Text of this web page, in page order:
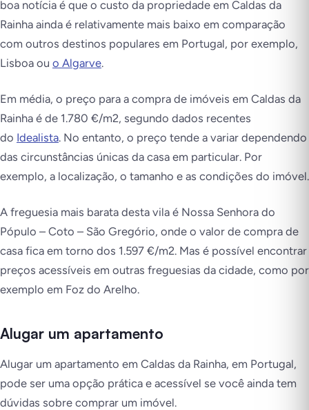
boa notícia é que o custo da propriedade em Caldas da
Rainha ainda é relativamente mais baixo em comparação
com outros destinos populares em Portugal, por exemplo,
Lisboa ou o Algarve.
Em média, o preço para a compra de imóveis em Caldas da
Rainha é de 1.780 €/m2, segundo dados recentes
do Idealista. No entanto, o preço tende a variar dependendo
das circunstâncias únicas da casa em particular. Por
exemplo, a localização, o tamanho e as condições do imóvel.
A freguesia mais barata desta vila é Nossa Senhora do
Pópulo – Coto – São Gregório, onde o valor de compra de
casa fica em torno dos 1.597 €/m2. Mas é possível encontrar
preços acessíveis em outras freguesias da cidade, como por
exemplo em Foz do Arelho.
Alugar um apartamento
Alugar um apartamento em Caldas da Rainha, em Portugal,
pode ser uma opção prática e acessível se você ainda tem
dúvidas sobre comprar um imóvel.